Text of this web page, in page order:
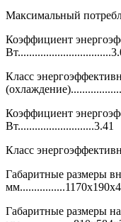
Максимальный
Коэффициент
Класс
Коэффициент
Вт...........................3.41
Класс
Габаритные размеры
Габаритные размеры